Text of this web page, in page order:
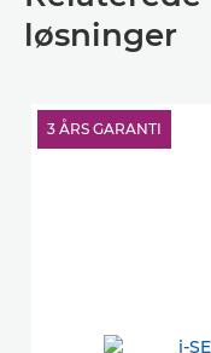
løsninger
3 ÅRS GARANTI